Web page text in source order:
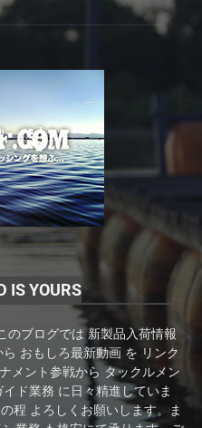
IS YOURS
のブログでは 新製品入荷情報
おもしろ最新動画 を リンク
メント参戦から タックルメン
ド業務 に日々精進していま
程 よろしくお願いします。ま